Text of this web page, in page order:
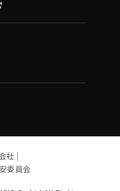
社 |
委員会